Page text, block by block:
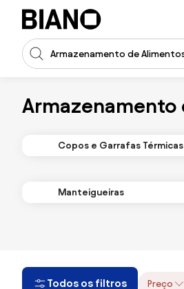
Saltar para o conteúdo
Entrada de pesquisa
Armazenamento
Copos e Garrafas Térmicas
Manteigueiras
Todos os filtros Preço